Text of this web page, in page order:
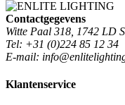
Contactgegevens
Witte Paal 318, 1742 LD
Tel: +31 (0)224 85 12 34
E-mail:
Klantenservice